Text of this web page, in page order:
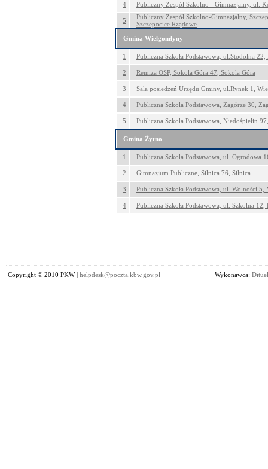
4 Publiczny Zespół Szkolno - Gimnazjalny, ul.
5
Publiczny Zespół Szkolno-Gimnazjalny,
Szczepocice Rządowe
Gmina Wielgomłyny
1 Publiczna Szkoła Podstawowa, ul.Stodolna
2 Remiza OSP, Sokola Góra 47, Sokola Góra
3 Sala posiedzeń Urzędu Gminy, ul.Rynek 1,
4 Publiczna Szkoła Podstawowa, Zagórze 30,
5 Publiczna Szkoła Podstawowa, Niedośpielin
Gmina Żytno
1 Publiczna Szkoła Podstawowa, ul. Ogrodowa
2 Gimnazjum Publiczne, Silnica 76, Silnica
3 Publiczna Szkoła Podstawowa, ul. Wolności 5,
4 Publiczna Szkoła Podstawowa, ul. Szkolna
Copyright © 2010 PKW | helpdesk@poczta.kbw.gov.pl Wykonawca: